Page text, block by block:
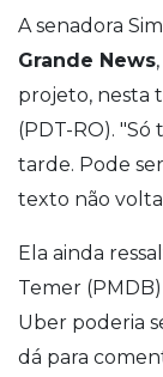
A senadora
Grande News
projeto, nesta
(PDT-RO). "Só
tarde. Pode
texto não
Ela ainda
Temer
Uber poderia
dá para